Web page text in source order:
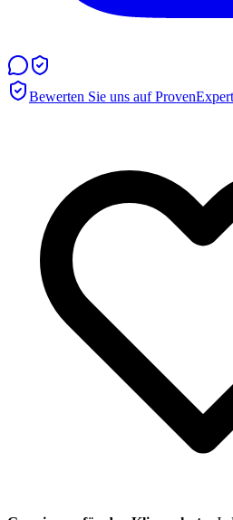
Bewerten Sie uns auf ProvenExpert